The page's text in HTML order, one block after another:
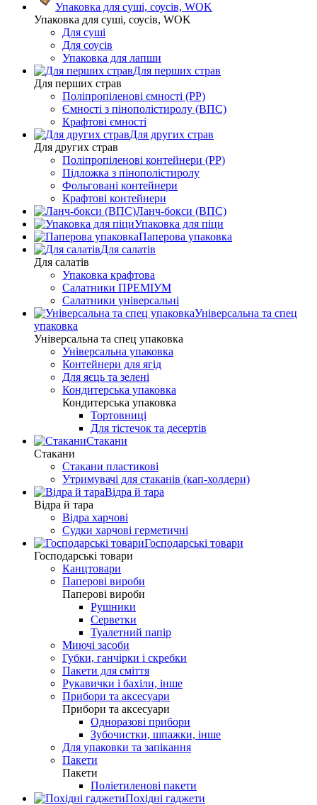
Упаковка для суші, соусів, WOK
Упаковка для суші, соусів, WOK
Для суші
Для соусів
Упаковка для лапши
Для перших страв
Для перших страв
Поліпропіленові ємності (PP)
Ємності з пінополістиролу (ВПС)
Крафтові ємності
Для других страв
Для других страв
Поліпропіленові контейнери (PP)
Підложка з пінополістиролу
Фольговані контейнери
Крафтові контейнери
Ланч-бокси (ВПС)
Упаковка для піци
Паперова упаковка
Для салатів
Для салатів
Упаковка крафтова
Салатники ПРЕМІУМ
Салатники універсальні
Універсальна та спец
упаковка
Універсальна та спец упаковка
Універсальна упаковка
Контейнери для ягід
Для яєць та зелені
Кондитерська упаковка
Кондитерська упаковка
Тортовниці
Для тістечок та десертів
Стакани
Стакани
Стакани пластикові
Утримувачі для стаканів (кап-холдери)
Відра й тара
Відра й тара
Відра харчові
Судки харчові герметичні
Господарські товари
Господарські товари
Канцтовари
Паперові вироби
Паперові вироби
Рушники
Серветки
Туалетний папір
Миючі засоби
Губки, ганчірки і скребки
Пакети для сміття
Рукавички і бахіли, інше
Прибори та аксесуари
Прибори та аксесуари
Одноразові прибори
Зубочистки, шпажки, інше
Для упаковки та запікання
Пакети
Пакети
Поліетиленові пакети
Похідні гаджети